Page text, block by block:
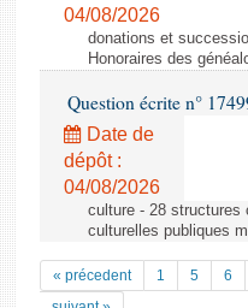
04/08/2026
donations et
Honoraires des
Question écrite n°
Date de
dépôt :
04/08/2026
culture - 28 structures
culturelles publiques
« précedent 1 5 6